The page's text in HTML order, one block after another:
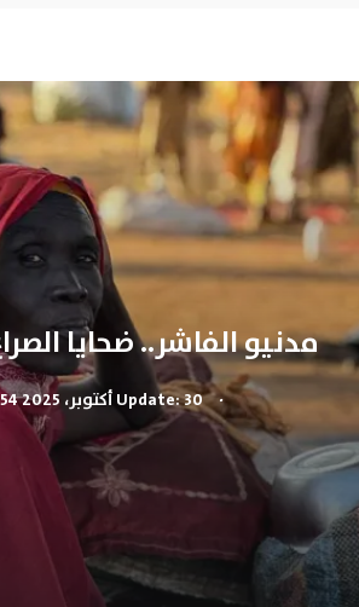
مدنيو الفاشر.. ضحايا
. Update: 30 أكتوبر، 2025 2:54 م